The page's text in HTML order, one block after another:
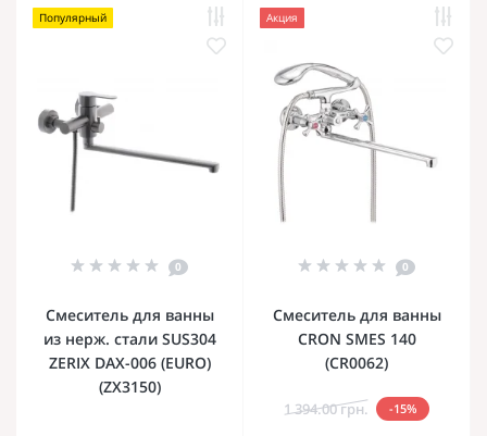
Популярный
0
Смеситель для ванны
из нерж. стали SUS304
ZERIX DAX-006 (EURO)
(ZX3150)
Акция
0
Смеситель для ванны
CRON SMES 140
(CR0062)
1 394.00 грн. -15%